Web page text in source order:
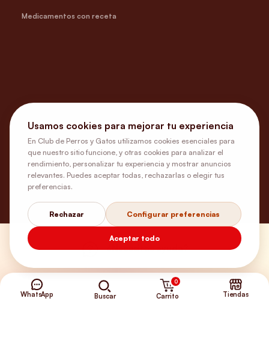
Medicamentos con receta
¿Necesitas ayuda?
Envíos Gratis
WhatsApp Buscar
0
Carrito Tiendas
Usamos cookies para mejorar tu experiencia
En Club de Perros y Gatos utilizamos cookies esenciales para
que nuestro sitio funcione, y otras cookies para analizar el
rendimiento, personalizar tu experiencia y mostrar anuncios
relevantes. Puedes aceptar todas, rechazarlas o elegir tus
preferencias.
Rechazar Configurar preferencias
Aceptar todo